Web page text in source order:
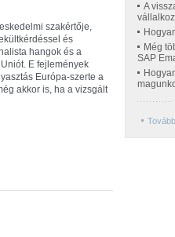
szakértője,
és
hangok és a
E fejlemények
Európa-szerte a
akkor is, ha a vizsgált
A
Még
SAP